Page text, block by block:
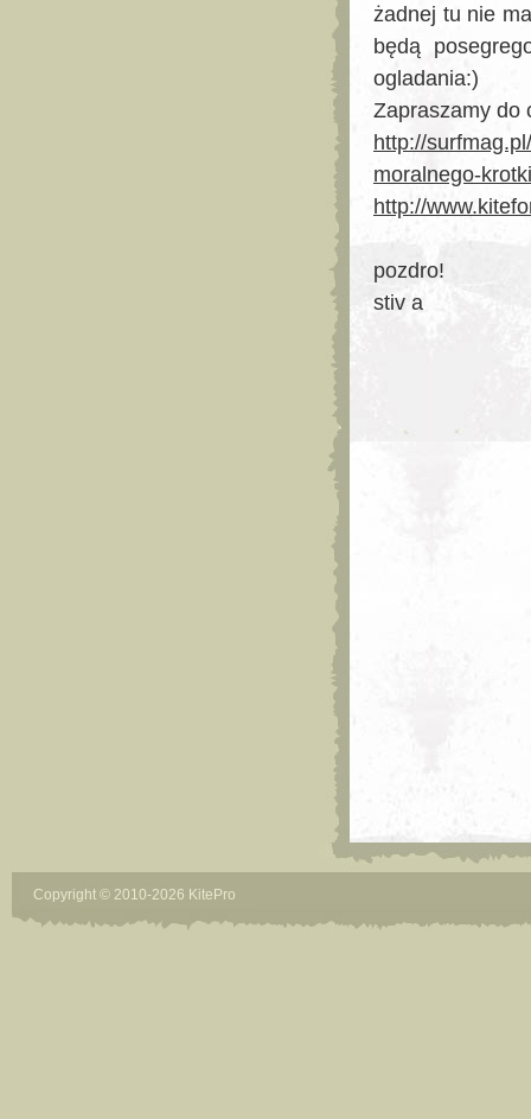
żadnej tu nie
będą
ogladania:)
Zapraszamy do
http://
moralnego-
http://
pozdro!
stiv a
Copyright © 2010-2026 KitePro